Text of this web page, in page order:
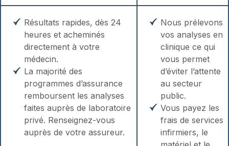
Résultats rapides, dès 24
heures et acheminés
directement à votre
médecin.
La majorité des
programmes d’assurance
remboursent les analyses
faites auprès de laboratoire
privé. Renseignez-vous
auprès de votre assureur.
Nous prélevons
vos analyses en
clinique ce qui
vous permet
d’éviter l’attente
au secteur
public.
Vous payez les
frais de services
infirmiers, le